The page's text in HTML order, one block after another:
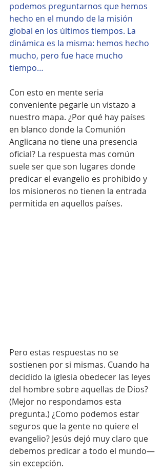
podemos preguntarnos que hemos
hecho en el mundo de la misión
global en los últimos tiempos. La
dinámica es la misma: hemos hecho
mucho, pero fue hace mucho
tiempo…
Con esto en mente seria
conveniente pegarle un vistazo a
nuestro mapa. ¿Por qué hay países
en blanco donde la Comunión
Anglicana no tiene una presencia
oficial? La respuesta mas común
suele ser que son lugares donde
predicar el evangelio es prohibido y
los misioneros no tienen la entrada
permitida en aquellos países.
Pero estas respuestas no se
sostienen por si mismas. Cuando ha
decidido la iglesia obedecer las leyes
del hombre sobre aquellas de Dios?
(Mejor no respondamos esta
pregunta.) ¿Como podemos estar
seguros que la gente no quiere el
evangelio? Jesús dejó muy claro que
debemos predicar a todo el mundo—
sin excepción.